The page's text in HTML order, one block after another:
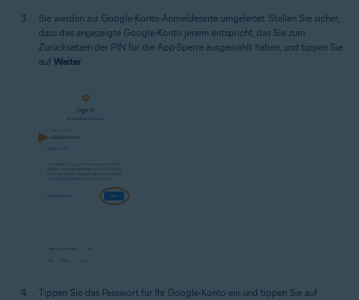
Sie werden zur Google-Konto-Anmeldeseite umgeleitet. Stellen Sie sicher,
dass das angezeigte Google-Konto jenem entspricht, das Sie zum
Zurücksetzen der PIN für die App-Sperre ausgewählt haben, und tippen Sie
auf Weiter
Tippen Sie das Passwort für Ihr Google-Konto ein und tippen Sie auf